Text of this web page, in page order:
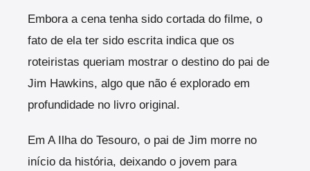
Embora a cena tenha sido cortada do filme, o
fato de ela ter sido escrita indica que os
roteiristas queriam mostrar o destino do pai de
Jim Hawkins, algo que não é explorado em
profundidade no livro original.
Em A Ilha do Tesouro, o pai de Jim morre no
início da história, deixando o jovem para